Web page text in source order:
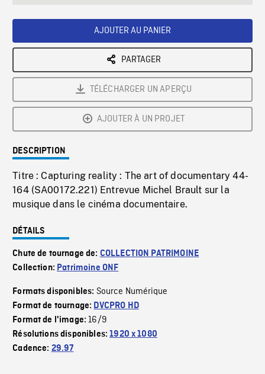
AJOUTER AU PANIER
PARTAGER
TÉLÉCHARGER UN APERÇU
AJOUTER À UN PROJET
DESCRIPTION
Titre : Capturing reality : The art of documentary 44-
164 (SA00172.221) Entrevue Michel Brault sur la
musique dans le cinéma documentaire.
DÉTAILS
Chute de tournage de: COLLECTION PATRIMOINE
Collection: Patrimoine ONF
Formats disponibles: Source Numérique
Format de tournage: DVCPRO HD
Format de l'image:16/9
Résolutions disponibles:1920 x 1080
Cadence: 29.97